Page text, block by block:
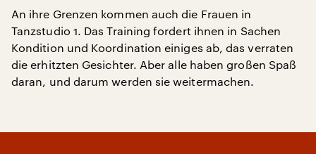
An ihre Grenzen kommen auch die Frauen in
Tanzstudio 1. Das Training fordert ihnen in Sachen
Kondition und Koordination einiges ab, das verraten
die erhitzten Gesichter. Aber alle haben großen Spaß
daran, und darum werden sie weitermachen.